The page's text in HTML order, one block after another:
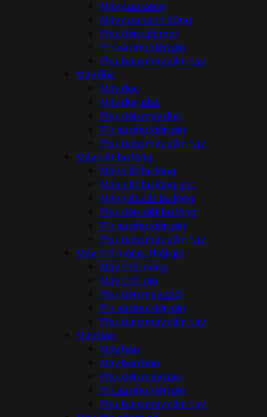
Máy cưa vòng
Máy cưa vanh đứng
Phụ kiện cắt mài
Pin và phụ kiện pin
Phụ tùng máy cầm tay
Máy đục
Máy đục
Máy đục phá
Phụ kiện máy đục
Pin và phụ kiện pin
Phụ tùng máy cầm tay
Máy siết bu lông
Máy siết bu lông
Máy siết bu lông góc
Máy siết cắt bu lông
Phụ kiện siết bu lông
Pin và phụ kiện pin
Phụ tùng máy cầm tay
Máy thổi nóng, thổi gió
Máy thổi nóng
Máy thổi gió
Phụ kiện máy thổi
Pin và phụ kiện pin
Phụ tùng máy cầm tay
Máy bào
Máy bào
Máy bào bàn
Phụ kiện máy bào
Pin và phụ kiện pin
Phụ tùng máy cầm tay